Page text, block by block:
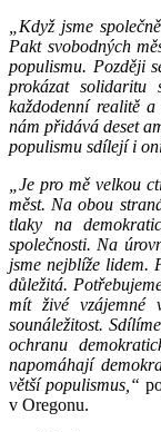
„Když jsme
Pakt svobodných
populismu. Později
prokázat
každodenní realitě
nám přidává deset
populismu sdílejí i
„Je pro mě velkou
měst. Na obou
tlaky na
společnosti. Na
jsme nejblíže lidem.
důležitá.
mít živé vzájemné
sounáležitost.
ochranu
napomáhají
větší populismus,“
v Oregonu.